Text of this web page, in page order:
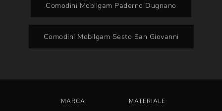
Comodini Mobilgam Paderno Dugnano
Comodini Mobilgam Sesto San Giovanni
MARCA MATERIALE